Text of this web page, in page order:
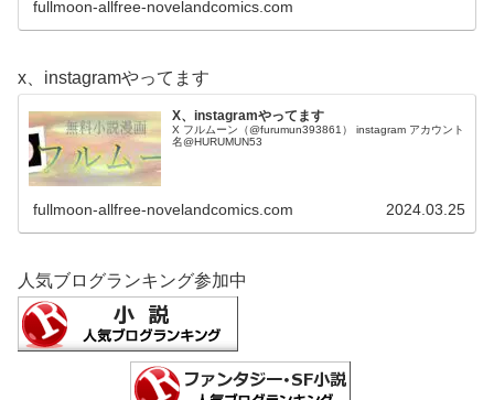
fullmoon-allfree-novelandcomics.com
x、instagramやってます
X、instagramやってます
X フルムーン（@furumun393861） instagram アカウント
名@HURUMUN53
fullmoon-allfree-novelandcomics.com 2024.03.25
人気ブログランキング参加中